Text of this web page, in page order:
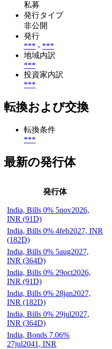
私募
発行タイプ
非公開
発行
*** - ***
地域内訳
***
投資家内訳
***
転換および交換
転換条件
***
最新の発行体
発行体
India, Bills 0% 5nov2026,
INR (91D)
India, Bills 0% 4feb2027, INR
(182D)
India, Bills 0% 5aug2027,
INR (364D)
India, Bills 0% 29oct2026,
INR (91D)
India, Bills 0% 28jan2027,
INR (182D)
India, Bills 0% 29jul2027,
INR (364D)
India, Bonds 7.06%
27jul2041, INR